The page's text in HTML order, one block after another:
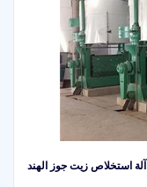
آلة استخلاص زيت جوز الهند